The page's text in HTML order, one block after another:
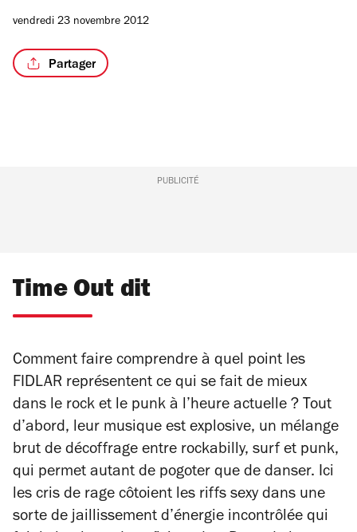
vendredi 23 novembre 2012
Partager
PUBLICITÉ
Time Out dit
Comment faire comprendre à quel point les
FIDLAR représentent ce qui se fait de mieux
dans le rock et le punk à l’heure actuelle ? Tout
d’abord, leur musique est explosive, un mélange
brut de décoffrage entre rockabilly, surf et punk,
qui permet autant de pogoter que de danser. Ici
les cris de rage côtoient les riffs sexy dans une
sorte de jaillissement d’énergie incontrôlée qui